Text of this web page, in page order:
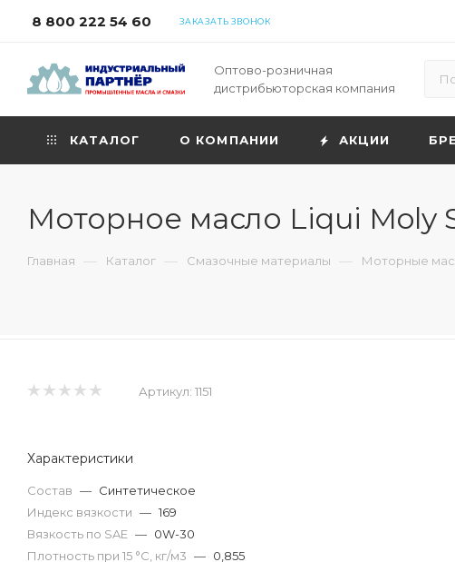
8 800 222 54 60 ЗАКАЗАТЬ ЗВОНОК
Оптово-розничная
дистрибьюторская компания
КАТАЛОГ О КОМПАНИИ АКЦИИ
Моторное масло Liqui Moly
Главная — Каталог — Смазочные материалы — Моторные
Артикул: 1151
Характеристики
Состав — Синтетическое
Индекс вязкости — 169
Вязкость по SAE — 0W-30
Плотность при 15 °С, кг/м3 — 0,855